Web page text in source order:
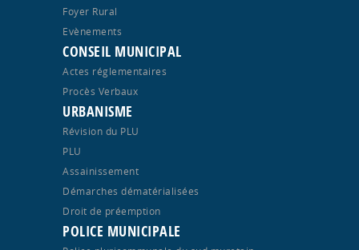
Foyer Rural
Evènements
CONSEIL MUNICIPAL
Actes réglementaires
Procès Verbaux
URBANISME
Révision du PLU
PLU
Assainissement
Démarches dématérialisées
Droit de préemption
POLICE MUNICIPALE